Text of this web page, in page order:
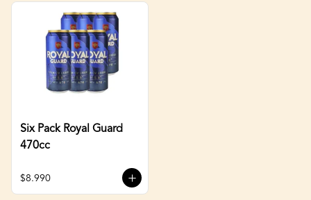
Six Pack Royal Guard
470cc
$8.990